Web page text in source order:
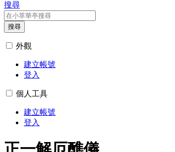
搜尋
搜尋
外觀
建立帳號
登入
個人工具
建立帳號
登入